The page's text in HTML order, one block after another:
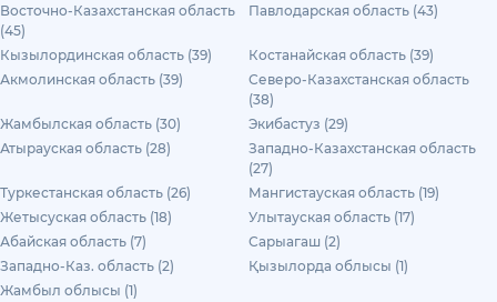
Восточно-Казахстанская область
(45)
Павлодарская область (43)
Кызылординская область (39)
Костанайская область (39)
Акмолинская область (39)
Северо-Казахстанская область
(38)
Жамбылская область (30)
Экибастуз (29)
Атырауская область (28)
Западно-Казахстанская область
(27)
Туркестанская область (26)
Мангистауская область (19)
Жетысуская область (18)
Улытауская область (17)
Абайская область (7)
Сарыагаш (2)
Западно-Каз. область (2)
Қызылорда облысы (1)
Жамбыл облысы (1)